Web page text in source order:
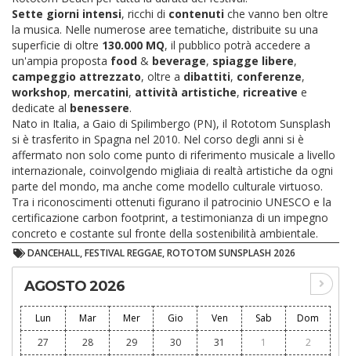
Sette giorni intensi, ricchi di contenuti che vanno ben oltre
la musica. Nelle numerose aree tematiche, distribuite su una
superficie di oltre 130.000 MQ, il pubblico potrà accedere a
un'ampia proposta food & beverage, spiagge libere,
campeggio attrezzato, oltre a dibattiti, conferenze,
workshop, mercatini, attività artistiche, ricreative e
dedicate al benessere.
Nato in Italia, a Gaio di Spilimbergo (PN), il Rototom Sunsplash
si è trasferito in Spagna nel 2010. Nel corso degli anni si è
affermato non solo come punto di riferimento musicale a livello
internazionale, coinvolgendo migliaia di realtà artistiche da ogni
parte del mondo, ma anche come modello culturale virtuoso.
Tra i riconoscimenti ottenuti figurano il patrocinio UNESCO e la
certificazione carbon footprint, a testimonianza di un impegno
concreto e costante sul fronte della sostenibilità ambientale.
DANCEHALL, FESTIVAL REGGAE, ROTOTOM SUNSPLASH 2026
AGOSTO 2026
Lun Mar Mer Gio Ven Sab
Dom
27
28 29 30 31 1 2